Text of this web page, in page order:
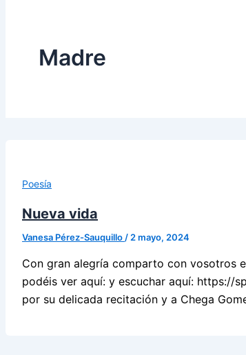
Madre
Poesía
Nueva vida
Vanesa Pérez-Sauquillo / 2 mayo, 2024
Con gran alegría comparto con vosotros
podéis ver aquí: y escuchar aquí: https://
por su delicada recitación y a Chega